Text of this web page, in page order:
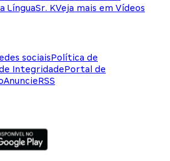
LínguaSr. KVeja mais em Vídeos
sociaisPolítica de
IntegridadePortal de
AnuncieRSS